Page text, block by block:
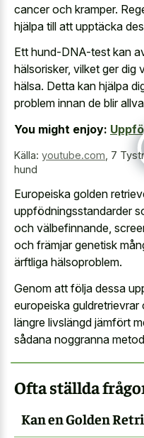
cancer och kramper.
hjälpa till att upptäcka
Ett hund-DNA-test kan
hälsorisker, vilket ger dig
hälsa. Detta kan hjälpa
problem innan de blir
You might enjoy:
Källa: youtube.com 7
hund
Europeiska golden
uppfödningsstandarder
och välbefinnande,
och främjar genetisk
ärftliga hälsoproblem.
Genom att följa dessa
europeiska
längre livslängd jämfört
sådana noggranna
Ofta ställda
Kan en Golden